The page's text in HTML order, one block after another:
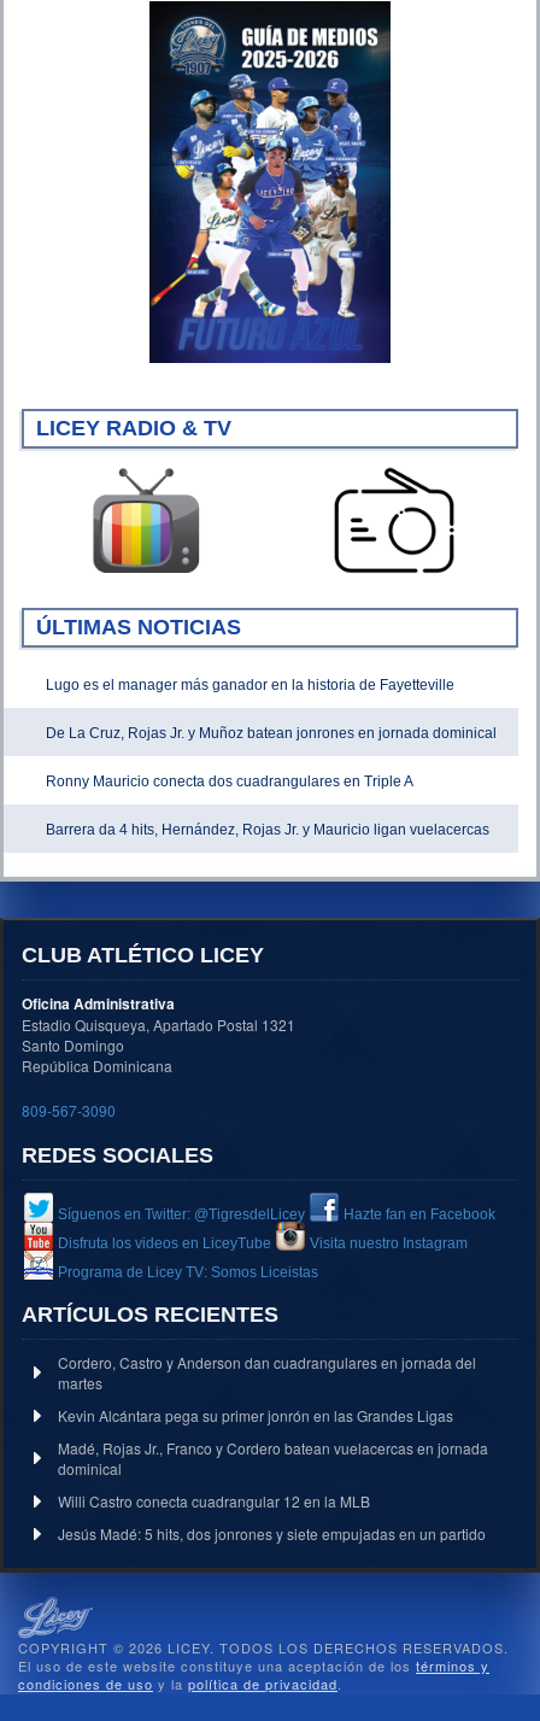
LICEY RADIO & TV
ÚLTIMAS NOTICIAS
Lugo es el manager más ganador en la historia de Fayetteville
De La Cruz, Rojas Jr. y Muñoz batean jonrones en jornada dominical
Ronny Mauricio conecta dos cuadrangulares en Triple A
Barrera da 4 hits, Hernández, Rojas Jr. y Mauricio ligan vuelacercas
CLUB ATLÉTICO LICEY
Oficina Administrativa
Estadio Quisqueya, Apartado Postal 1321
Santo Domingo
República Dominicana
809-567-3090
REDES SOCIALES
Síguenos en Twitter: @TigresdelLicey
Hazte fan en Facebook
Disfruta los videos en LiceyTube
Visita nuestro Instagram
Programa de Licey TV: Somos Liceistas
ARTÍCULOS RECIENTES
Cordero, Castro y Anderson dan cuadrangulares en jornada del
martes
Kevin Alcántara pega su primer jonrón en las Grandes Ligas
Madé, Rojas Jr., Franco y Cordero batean vuelacercas en jornada
dominical
Willi Castro conecta cuadrangular 12 en la MLB
Jesús Madé: 5 hits, dos jonrones y siete empujadas en un partido
COPYRIGHT © 2026 LICEY. TODOS LOS DERECHOS RESERVADOS.
El uso de este website constituye una aceptación de los términos y
condiciones de uso y la política de privacidad